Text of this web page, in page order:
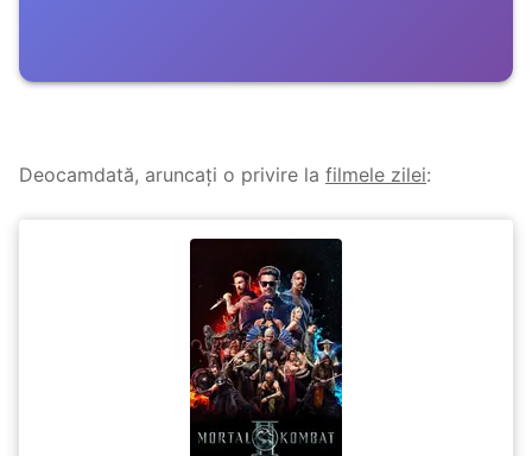
Deocamdată, aruncați o privire la filmele zilei: